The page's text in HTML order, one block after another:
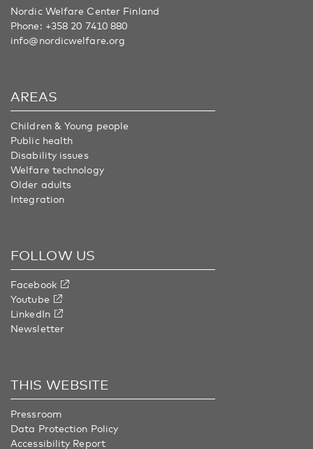
Nordic Welfare Center Finland
Phone: +358 20 7410 880
info@nordicwelfare.org
AREAS
Children & Young people
Public health
Disability issues
Welfare technology
Older adults
Integration
FOLLOW US
Facebook
Youtube
LinkedIn
Newsletter
THIS WEBSITE
Pressroom
Data Protection Policy
Accessibility Report